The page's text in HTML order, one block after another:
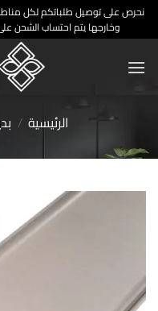
نحرص على توصيل طلباتكم لكل
وخارجها يتم احتساب
للمحتوى
الرئيسية /